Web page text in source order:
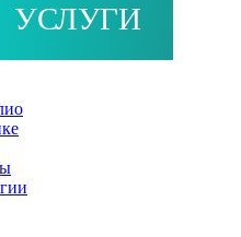
УСЛУГИ